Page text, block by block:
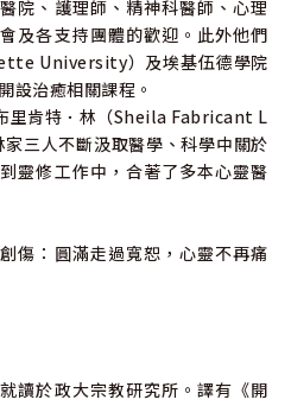
生命的恩賜與祝福！
院、護理師、精神科醫師、心理
及各支持團體的歡迎。此外他們
University）及埃基伍德學院
設治癒相關課程。
里肯特．林（Sheila Fabricant L
三人不斷汲取醫學、科學中關於
靈修工作中，合著了多本心靈醫
傷：圓滿走過寬恕，心靈不再痛
讀於政大宗教研究所。譯有《開